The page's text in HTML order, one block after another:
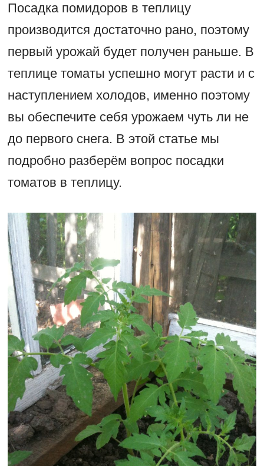
Посадка помидоров в теплицу
производится достаточно рано, поэтому
первый урожай будет получен раньше. В
теплице томаты успешно могут расти и с
наступлением холодов, именно поэтому
вы обеспечите себя урожаем чуть ли не
до первого снега. В этой статье мы
подробно разберём вопрос посадки
томатов в теплицу.